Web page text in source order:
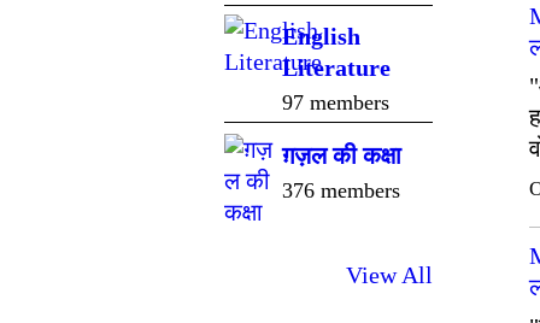
English
Literature
97 members
ग़ज़ल की कक्षा
376 members
View All